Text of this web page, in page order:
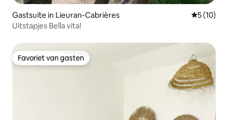
Gastsuite in Lieuran-Cabrières
5 (10)
Uitstapjes Bella vita!
Favoriet van gasten
Favoriet van gasten